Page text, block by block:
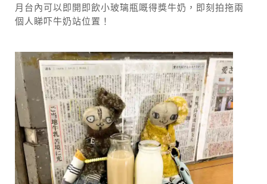
月台內可以即開即飲小玻璃瓶嘅得獎牛奶，即刻拍拖兩
個人睇吓牛奶站位置！